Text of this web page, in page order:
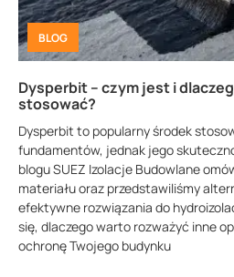
BLOG
Dysperbit – czym jest i
stosować?
Dysperbit to popularny środek
fundamentów, jednak jego
blogu SUEZ Izolacje Budowlane
materiału oraz przedstawiliśmy
efektywne rozwiązania do
się, dlaczego warto rozważyć inne
ochronę Twojego budynku